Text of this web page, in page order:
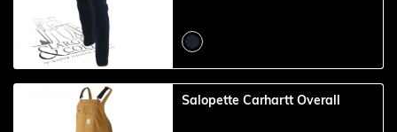
Salopette Carhartt Overall